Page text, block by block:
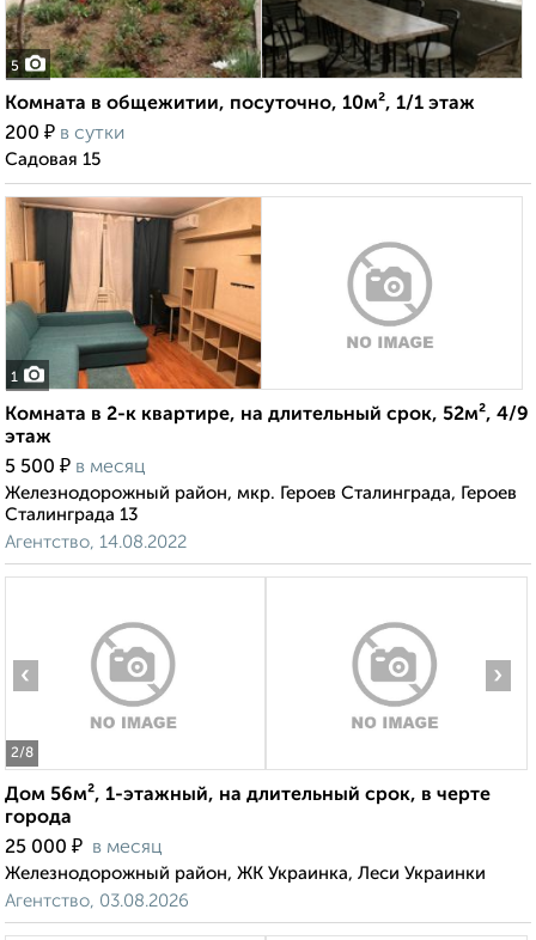
5
Комната в общежитии, посуточно, 10м², 1/1 этаж
200 ₽ в сутки
Садовая 15
1
Комната в 2-к квартире, на длительный срок, 52м², 4/9
этаж
5 500 ₽ в месяц
Железнодорожный район, мкр. Героев Сталинграда, Героев
Сталинграда 13
Агентство, 14.08.2022
2/8
‹ ›
Дом 56м², 1-этажный, на длительный срок, в черте
города
25 000 ₽ в месяц
Железнодорожный район, ЖК Украинка, Леси Украинки
Агентство, 03.08.2026